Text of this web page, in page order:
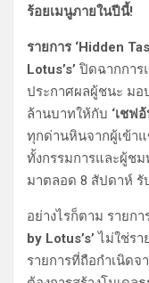
ร้อยเมนูภายในปีนี้!
รายการ ‘Hidden
Lotus’s’ ปิดฉากการ
ประกาศผลผู้ชนะ มอ
ล้านบาทให้กับ ‘เชฟ
ทุกด่านหินจากผู้เข้า
ทั้งกรรมการและผู้ช
มาตลอด 8 สัปดาห์
อย่างไรก็ตาม รายกา
by Lotus’s’ ไม่ใช่รา
รายการที่ถือกำเนิดจ